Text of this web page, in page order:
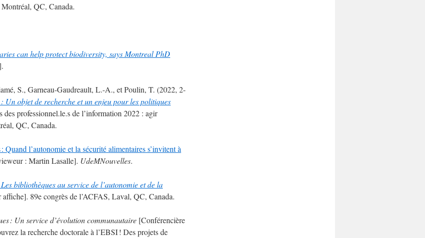
QC, Canada.
can help protect biodiversity, says Montreal PhD
S., Garneau-Gaudreault, L.-A., et Poulin, T. (2022, 2-
Un objet de recherche et un enjeu pour les politiques
professionnel.le.s de l’information 2022 : agir
QC, Canada.
Quand l’autonomie et la sécurité alimentaires s’invitent à
: Martin Lasalle]. UdeMNouvelles.
bibliothèques au service de l’autonomie et de la
89e congrès de l’ACFAS, Laval, QC, Canada.
: Un service d’évolution communautaire [Conférencière
la recherche doctorale à l’EBSI ! Des projets de